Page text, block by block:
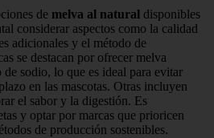
de melva al natural disponibles
considerar aspectos como la calidad
adicionales y el método de
se destacan por ofrecer melva
sodio, lo que es ideal para evitar
en las mascotas. Otras incluyen
el sabor y la digestión. Es
y optar por marcas que prioricen
de producción sostenibles.